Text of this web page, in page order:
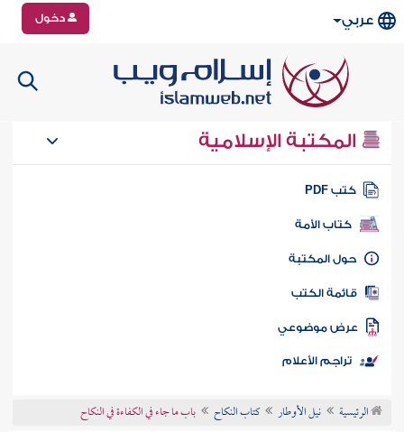
عربي دخول
المكتبة الإسلامية
كتب PDF
كتاب الأمة
المكتبة
الكتب
موضوعي
تراجم الأعلام
الرئيسية نيل الأوطار كتاب النكاح باب ما جاء في الكفاءة في النكاح